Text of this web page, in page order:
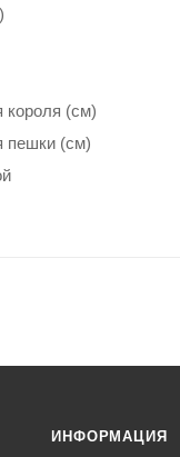
короля (см)
пешки (см)
ИНФОРМАЦИЯ